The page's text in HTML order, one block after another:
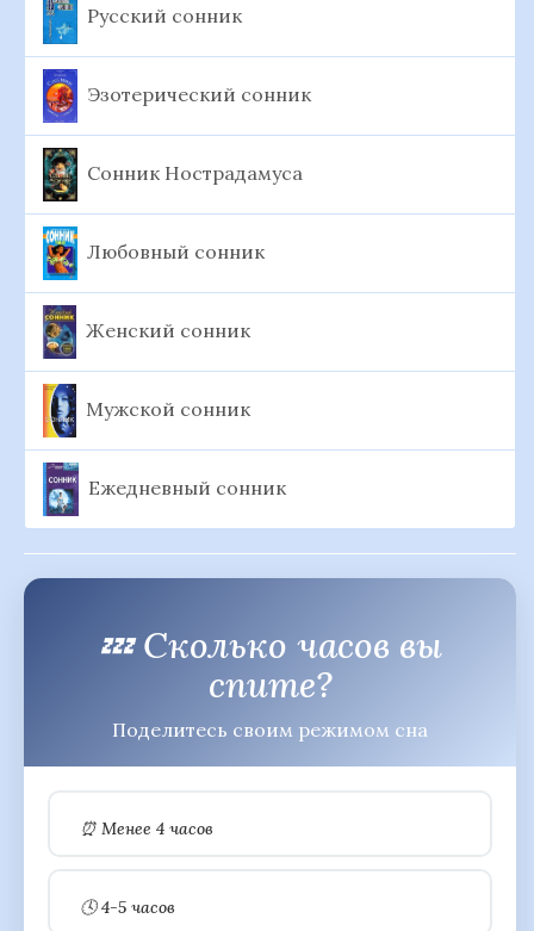
Русский сонник
Эзотерический сонник
Сонник Нострадамуса
Любовный сонник
Женский сонник
Мужской сонник
Ежедневный сонник
💤 Сколько часов вы
спите?
Поделитесь своим режимом сна
⏰ Менее 4 часов
🕓 4-5 часов